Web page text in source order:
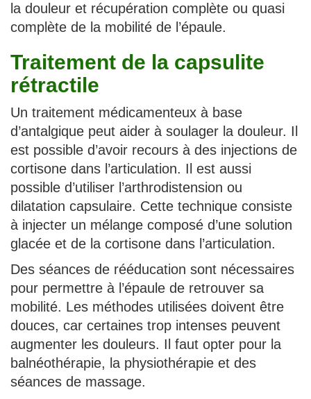
la douleur et récupération complète ou quasi
complète de la mobilité de l’épaule.
Traitement de la capsulite
rétractile
Un traitement médicamenteux à base
d’antalgique peut aider à soulager la douleur. Il
est possible d’avoir recours à des injections de
cortisone dans l’articulation. Il est aussi
possible d’utiliser l’arthrodistension ou
dilatation capsulaire. Cette technique consiste
à injecter un mélange composé d’une solution
glacée et de la cortisone dans l’articulation.
Des séances de rééducation sont nécessaires
pour permettre à l’épaule de retrouver sa
mobilité. Les méthodes utilisées doivent être
douces, car certaines trop intenses peuvent
augmenter les douleurs. Il faut opter pour la
balnéothérapie, la physiothérapie et des
séances de massage.